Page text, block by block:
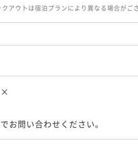
アウトは宿泊プランにより異なる場合がござ
×
お問い合わせください。